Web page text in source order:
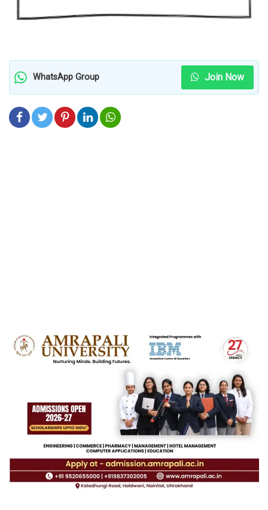
WhatsApp Group Join Now